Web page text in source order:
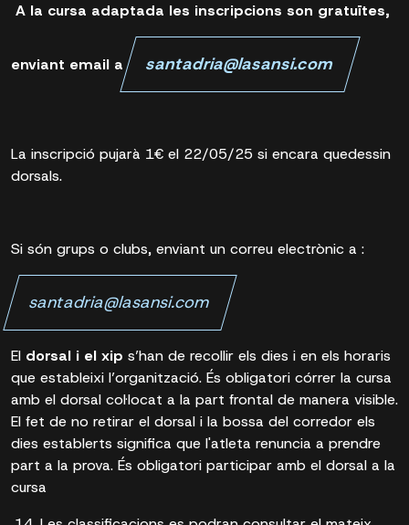
A la cursa adaptada les inscripcions son gratuïtes,
enviant email a santadria@lasansi.com
La inscripció pujarà 1€ el 22/05/25 si encara quedessin
dorsals.
Si són grups o clubs, enviant un correu electrònic a :
santadria@lasansi.com
El dorsal i el xip s’han de recollir els dies i en els horaris
que estableixi l’organització. És obligatori córrer la cursa
amb el dorsal col·locat a la part frontal de manera visible.
El fet de no retirar el dorsal i la bossa del corredor els
dies establerts significa que l'atleta renuncia a prendre
part a la prova. És obligatori participar amb el dorsal a la
cursa